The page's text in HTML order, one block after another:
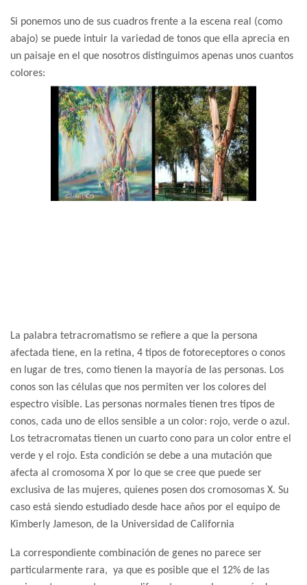
Si ponemos uno de sus cuadros frente a la escena real (como
abajo) se puede intuir la variedad de tonos que ella aprecia en
un paisaje en el que nosotros distinguimos apenas unos cuantos
colores:
La palabra tetracromatismo se refiere a que la persona
afectada tiene, en la retina, 4 tipos de fotoreceptores o conos
en lugar de tres, como tienen la mayoría de las personas. Los
conos son las células que nos permiten ver los colores del
espectro visible. Las personas normales tienen tres tipos de
conos, cada uno de ellos sensible a un color: rojo, verde o azul.
Los tetracromatas tienen un cuarto cono para un color entre el
verde y el rojo. Esta condición se debe a una mutación que
afecta al cromosoma X por lo que se cree que puede ser
exclusiva de las mujeres, quienes posen dos cromosomas X. Su
caso está siendo estudiado desde hace años por el equipo de
Kimberly Jameson, de la Universidad de California
La correspondiente combinación de genes no parece ser
particularmente rara, ya que es posible que el 12% de las